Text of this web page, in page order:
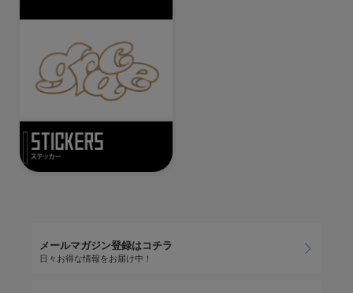
メールマガジン登録はコチラ
日々お得な情報をお届け中！